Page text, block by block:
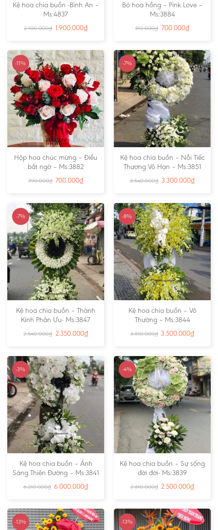
Kệ hoa chia buồn -Bình An –
Ms:4837
2.100.000₫ 1.900.000₫
Bó hoa hồng – Pink Love –
Ms:3884
812.000₫ 700.000₫
-11%
Hộp hoa chúc mừng – Điều
bất ngờ – Ms:3882
790.000₫ 700.000₫
-7%
Kệ hoa chia buồn – Nỗi Tiếc
Thương Vô Hạn – Ms:3851
3.540.000₫ 3.300.000₫
-7%
Kệ hoa chia buồn – Thành
Kính Phân Ưu- Ms:3847
2.540.000₫ 2.350.000₫
-8%
Kệ hoa chia buồn – Vô
Thường – Ms:3844
3.810.000₫ 3.500.000₫
-3%
Kệ hoa chia buồn – Ánh
Sáng Thiên Đường – Ms:3841
6.210.000₫ 6.000.000₫
-4%
Kệ hoa chia buồn – Sự sống
đời đời- Ms:3839
2.610.000₫ 2.500.000₫
-13% -13%